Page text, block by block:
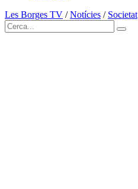
Les Borges TV /Notícies / Societat